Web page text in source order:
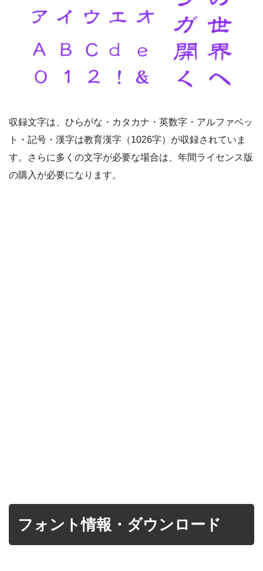
収録文字は、ひらがな・カタカナ・英数字・アルファベッ
ト・記号・漢字は教育漢字（1026字）が収録されていま
す。さらに多くの文字が必要な場合は、年間ライセンス版
の購入が必要になります。
フォント情報・ダウンロード